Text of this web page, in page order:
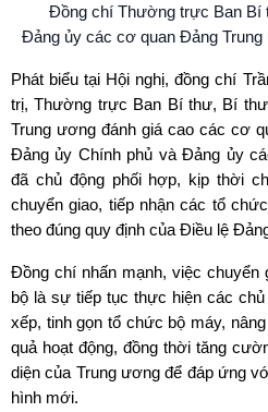
Đồng chí Thường trực Ban Bí
Đảng ủy các cơ quan Đảng Trung
Phát biểu tại Hội nghị, đồng chí
trị, Thường trực Ban Bí thư, Bí
Trung ương đánh giá cao các cơ
Đảng ủy Chính phủ và Đảng ủy
đã chủ động phối hợp, kịp thời
chuyển giao, tiếp nhận các tổ
theo đúng quy định của Điều lệ
Đồng chí nhấn mạnh, việc chuyển
bộ là sự tiếp tục thực hiện các
xếp, tinh gọn tổ chức bộ máy,
quả hoạt động, đồng thời tăng
diện của Trung ương để đáp ứng
hình mới.